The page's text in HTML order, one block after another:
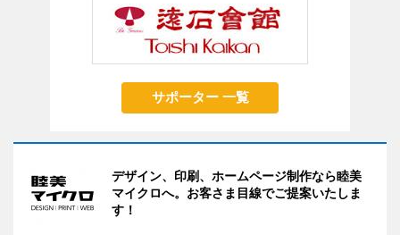
サポーター 一覧
デザイン、印刷、ホームページ制作なら睦美
マイクロへ。お客さま目線でご提案いたしま
す！